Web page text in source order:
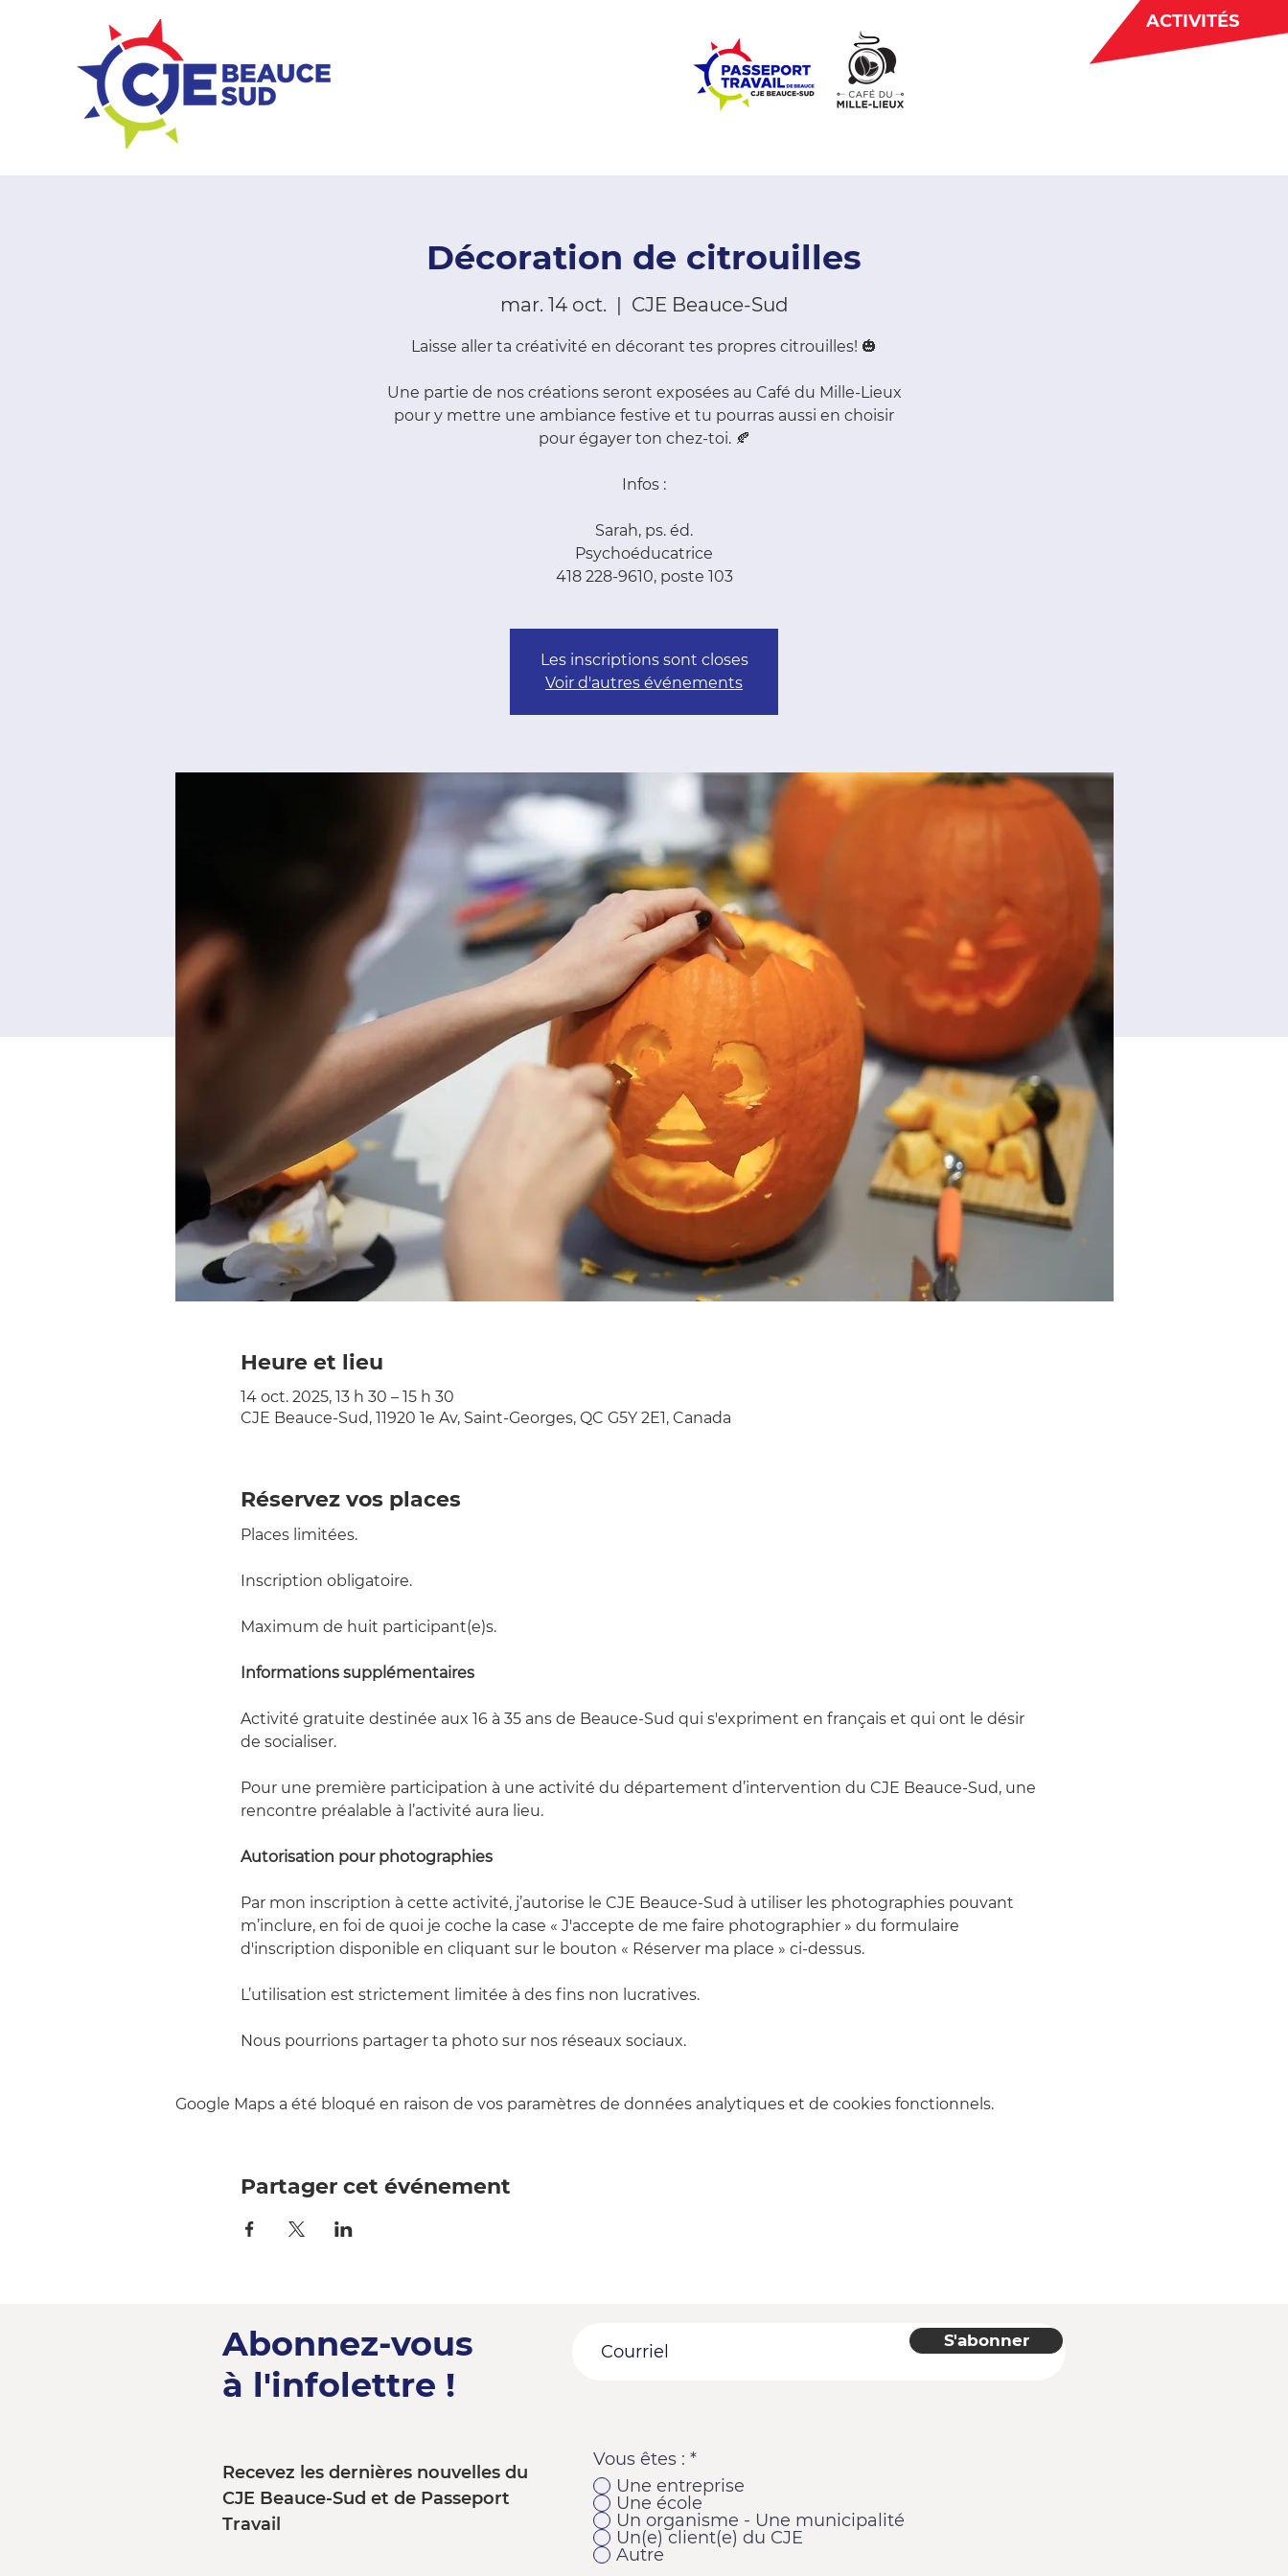
ACTIVITÉS
Décoration de citrouilles
mar. 14 oct.
  |
CJE Beauce-Sud
Laisse aller ta créativité en décorant tes propres citrouilles! 🎃
Une partie de nos créations seront exposées au Café du Mille-Lieux
pour y mettre une ambiance festive et tu pourras aussi en choisir
pour égayer ton chez-toi. 🍂
Infos :
Sarah, ps. éd.
Psychoéducatrice
418 228-9610, poste 103
Les inscriptions sont closes
Voir d'autres événements
Heure et lieu
14 oct. 2025, 13 h 30 – 15 h 30
CJE Beauce-Sud, 11920 1e Av, Saint-Georges, QC G5Y 2E1, Canada
Réservez vos places
Places limitées.
Inscription obligatoire.
Maximum de huit participant(e)s.
Informations supplémentaires
Activité gratuite destinée aux 16 à 35 ans de Beauce-Sud qui s'expriment en français et qui ont le désir
de socialiser.
Pour une première participation à une activité du département d’intervention du CJE Beauce-Sud, une
rencontre préalable à l’activité aura lieu.
Autorisation pour photographies
Par mon inscription à cette activité, j’autorise le CJE Beauce-Sud à utiliser les photographies pouvant
m’inclure, en foi de quoi je coche la case « J'accepte de me faire photographier » du formulaire
d'inscription disponible en cliquant sur le bouton « Réserver ma place » ci-dessus.
L’utilisation est strictement limitée à des fins non lucratives.
Nous pourrions partager ta photo sur nos réseaux sociaux.
Google Maps a été bloqué en raison de vos paramètres de données analytiques et de cookies fonctionnels.
Partager cet événement
Abonnez-vous
à l'infolettre !
Recevez les dernières nouvelles du
CJE Beauce-Sud et de Passeport
Travail
S'abonner
Vous êtes : *
Une entreprise
Une école
Un organisme - Une municipalité
Un(e) client(e) du CJE
Autre